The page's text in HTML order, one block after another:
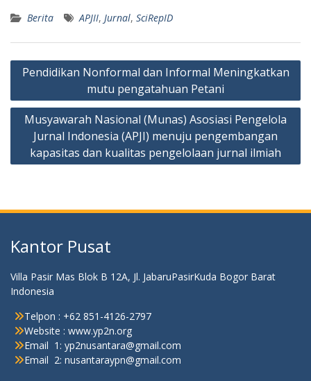
Berita APJII, Jurnal, SciRepID
Navigasi
Pendidikan Nonformal dan Informal Meningkatkan
mutu pengatahuan Petani
Musyawarah Nasional (Munas) Asosiasi Pengelola
Jurnal Indonesia (APJI) menuju pengembangan
kapasitas dan kualitas pengelolaan jurnal ilmiah
Kantor Pusat
Villa Pasir Mas Blok B 12A, Jl. JabaruPasirKuda Bogor Barat
Indonesia
Telpon : +62 851-4126-2797
Website : www.yp2n.org
Email 1: yp2nusantara@gmail.com
Email 2: nusantaraypn@gmail.com